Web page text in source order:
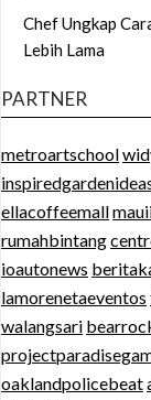
Chef Ungkap
Lebih Lama
PARTNER
metroartschool
ellacoffeemall
rumahbintang
ioautonews
lamorenetaeventos
walangsari
oaklandpolicebeat